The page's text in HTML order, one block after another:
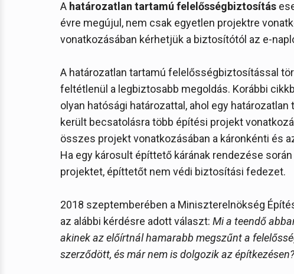
A határozatlan tartamú felelősségbiztosítás
évre megújul, nem csak egyetlen projektre
vonatkozásában kérhetjük a biztosítótól az e-
A határozatlan tartamú felelősségbiztosítással
feltétlenül a legbiztosabb megoldás. Korábbi
olyan hatósági határozattal, ahol egy
került becsatolásra több építési projekt
összes projekt vonatkozásában a káronkénti és
Ha egy károsult építtető kárának rendezése
projektet, építtetőt nem védi biztosítási fedezet.
2018 szeptemberében a Miniszterelnökség
az alábbi kérdésre adott választ: Mi a teendő
akinek az előírtnál hamarabb megszűnt a
szerződött, és már nem is dolgozik az építkezésen?